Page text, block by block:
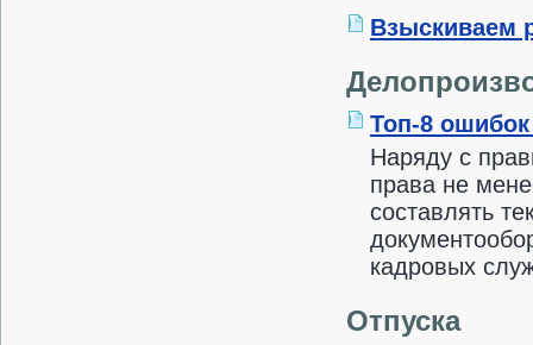
Взыскиваем
Топ-8
Наряду с
права не
составлять
кадровых
Отпуска